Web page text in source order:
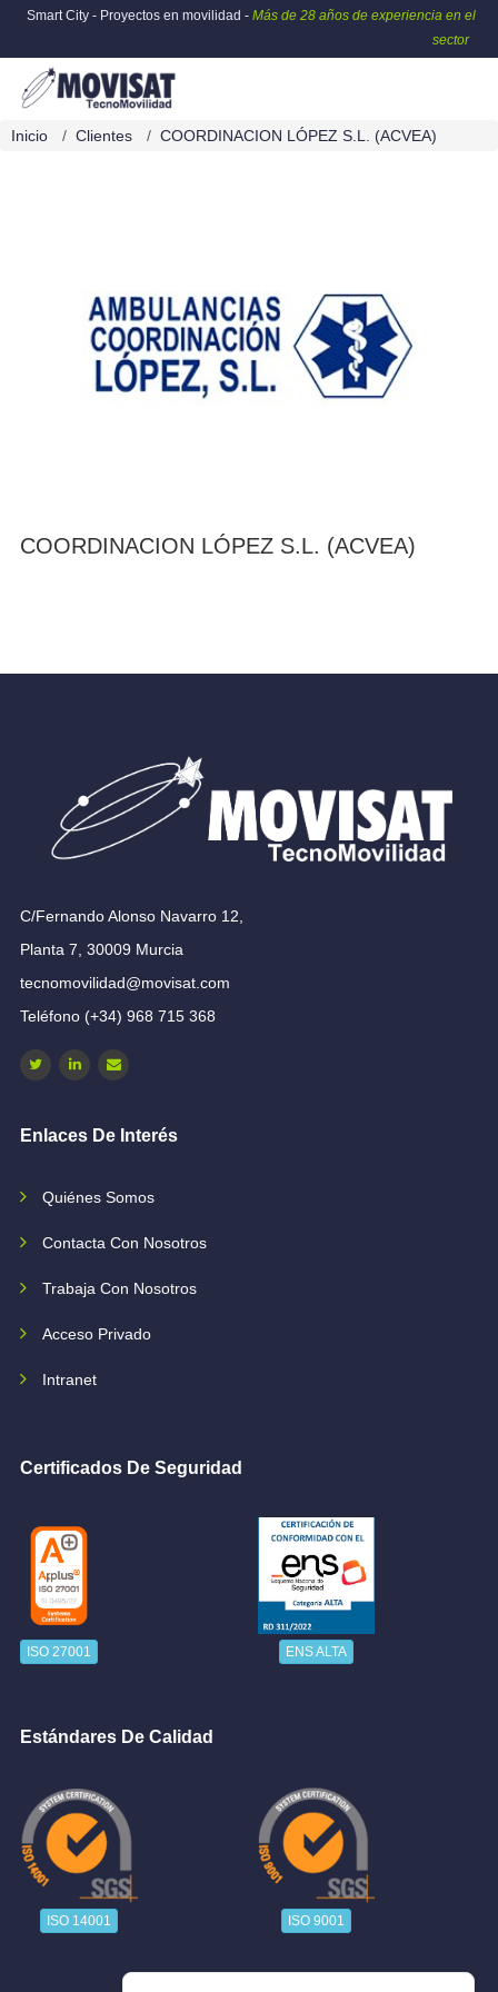
Smart City - Proyectos en movilidad - Más de 28 años de experiencia en el
sector
Inicio Clientes COORDINACION LÓPEZ S.L. (ACVEA)
COORDINACION LÓPEZ S.L. (ACVEA)
C/Fernando Alonso Navarro 12,
Planta 7, 30009 Murcia
tecnomovilidad@movisat.com
Teléfono (+34) 968 715 368
Enlaces De Interés
Quiénes Somos
Contacta Con Nosotros
Trabaja Con Nosotros
Acceso Privado
Intranet
Certificados De Seguridad
ISO 27001 ENS ALTA
Estándares De Calidad
ISO 14001 ISO 9001